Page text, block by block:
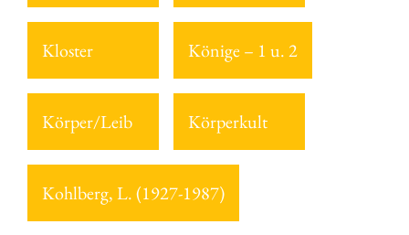
Kloster Könige – 1 u. 2
Körper/Leib Körperkult
Kohlberg, L. (1927-1987)